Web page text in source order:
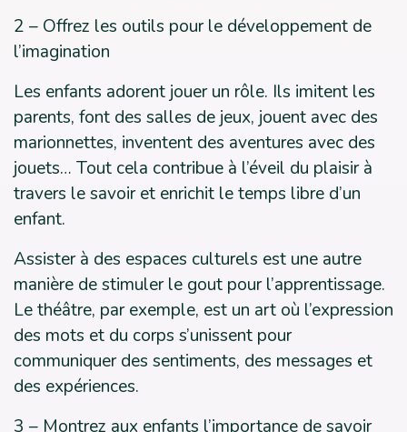
2 – Offrez les outils pour le développement de
l’imagination
Les enfants adorent jouer un rôle. Ils imitent les
parents, font des salles de jeux, jouent avec des
marionnettes, inventent des aventures avec des
jouets… Tout cela contribue à l’éveil du plaisir à
travers le savoir et enrichit le temps libre d’un
enfant.
Assister à des espaces culturels est une autre
manière de stimuler le gout pour l’apprentissage.
Le théâtre, par exemple, est un art où l’expression
des mots et du corps s’unissent pour
communiquer des sentiments, des messages et
des expériences.
3 – Montrez aux enfants l’importance de savoir